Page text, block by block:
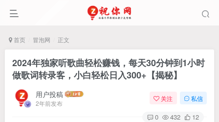
首页 冒泡网 正文
2024年独家听歌曲轻松赚钱，每天30分钟到1小时
做歌词转录客，小白轻松日入300+【揭秘】
用户投稿
2年前发布
关注 私信
0 432 12